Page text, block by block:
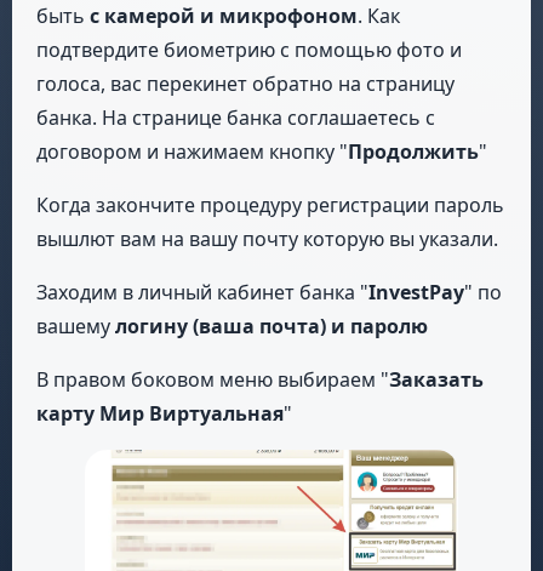
быть с камерой и микрофоном. Как
подтвердите биометрию с помощью фото и
голоса, вас перекинет обратно на страницу
банка. На странице банка соглашаетесь с
договором и нажимаем кнопку "Продолжить"
Когда закончите процедуру регистрации пароль
вышлют вам на вашу почту которую вы указали.
Заходим в личный кабинет банка "InvestPay" по
вашемулогину (ваша почта) и паролю
В правом боковом меню выбираем "Заказать
карту Мир Виртуальная"